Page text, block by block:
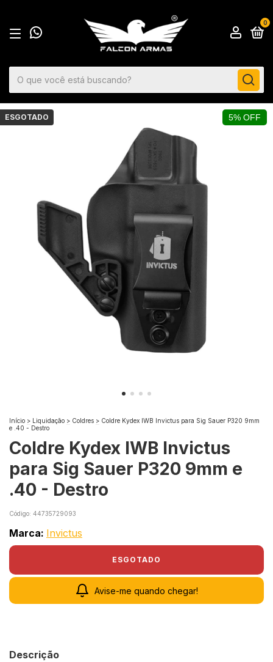
0
ESGOTADO 5% OFF
Início > Liquidação > Coldres > Coldre Kydex IWB Invictus para Sig Sauer P320 9mm
e .40 - Destro
Coldre Kydex IWB Invictus
para Sig Sauer P320 9mm e
.40 - Destro
Código: 44735729093
Marca: Invictus
Avise-me quando chegar!
Descrição